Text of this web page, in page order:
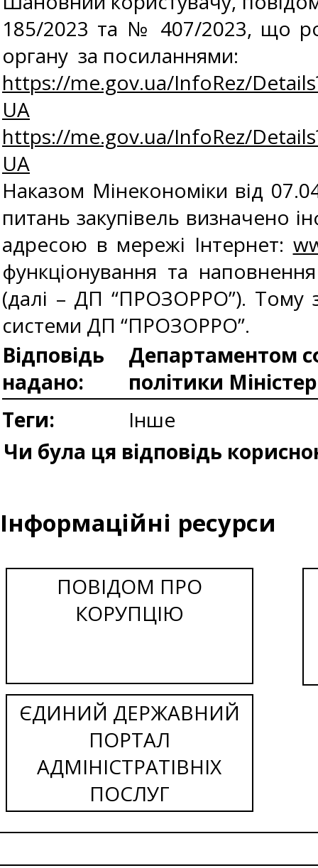
185/2023 та № 407/2023, що
органу за посиланнями:
https://me.gov.ua/InfoRez/
UA
https://me.gov.ua/InfoRez/
UA
Наказом Мінекономіки від
питань закупівель визначено
адресою в мережі Інтернет:
функціонування та
(далі – ДП “ПРОЗОРРО”). Тому з
системи ДП “ПРОЗОРРО”.
Відповідь
надано:
Департаментом
політики
Теги:
Інше
Чи була ця відповідь
Інформаційні ресурси
ПОВІДОМ ПРО
КОРУПЦІЮ
ЄДИНИЙ ДЕРЖАВНИЙ
ПОРТАЛ
АДМІНІСТРАТІВНІХ
ПОСЛУГ